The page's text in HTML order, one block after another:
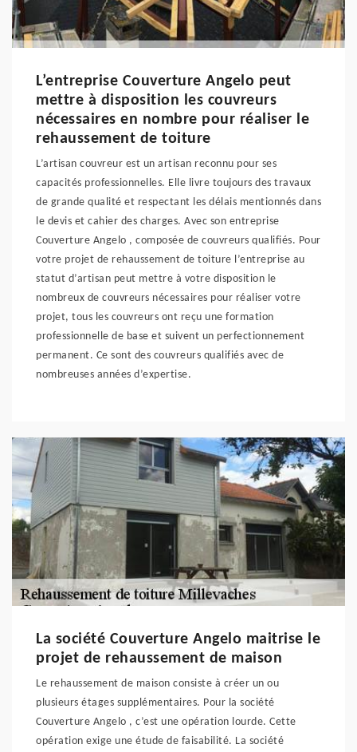
L’entreprise Couverture Angelo peut
mettre à disposition les couvreurs
nécessaires en nombre pour réaliser le
rehaussement de toiture
L’artisan couvreur est un artisan reconnu pour ses
capacités professionnelles. Elle livre toujours des travaux
de grande qualité et respectant les délais mentionnés dans
le devis et cahier des charges. Avec son entreprise
Couverture Angelo , composée de couvreurs qualifiés. Pour
votre projet de rehaussement de toiture l’entreprise au
statut d’artisan peut mettre à votre disposition le
nombreux de couvreurs nécessaires pour réaliser votre
projet, tous les couvreurs ont reçu une formation
professionnelle de base et suivent un perfectionnement
permanent. Ce sont des couvreurs qualifiés avec de
nombreuses années d’expertise.
La société Couverture Angelo maitrise le
projet de rehaussement de maison
Le rehaussement de maison consiste à créer un ou
plusieurs étages supplémentaires. Pour la société
Couverture Angelo , c’est une opération lourde. Cette
opération exige une étude de faisabilité. La société